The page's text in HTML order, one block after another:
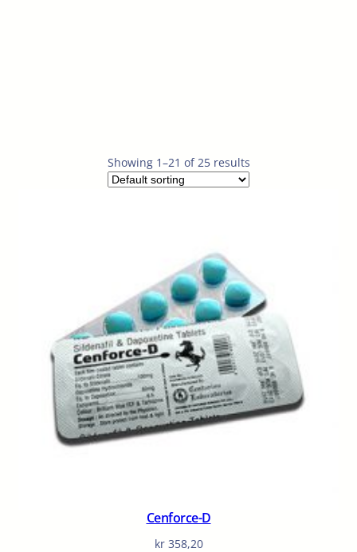
Showing 1–21 of 25 results
Cenforce-D
kr358,20